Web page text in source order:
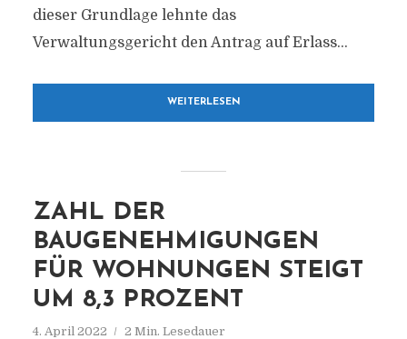
dieser Grundlage lehnte das
Verwaltungsgericht den Antrag auf Erlass...
WEITERLESEN
ZAHL DER
BAUGENEHMIGUNGEN
FÜR WOHNUNGEN STEIGT
UM 8,3 PROZENT
4. April 2022 2 Min. Lesedauer